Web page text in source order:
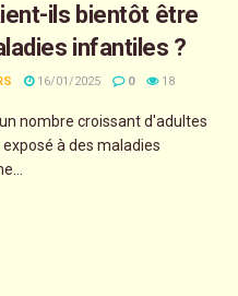
ils bientôt être
infantiles ?
16/01/2025 0 18
nombre croissant d'adultes
à des maladies